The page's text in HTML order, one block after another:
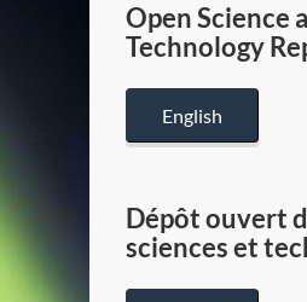
Open Science
Technology
English
Dépôt ouvert
sciences et